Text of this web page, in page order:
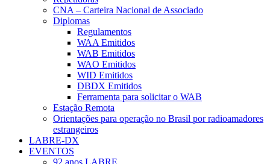
CNA – Carteira Nacional de Associado
Diplomas
Regulamentos
WAA Emitidos
WAB Emitidos
WAO Emitidos
WID Emitidos
DBDX Emitidos
Ferramenta para solicitar o WAB
Estação Remota
Orientações para operação no Brasil por radioamadores
estrangeiros
LABRE-DX
EVENTOS
92 anos LABRE